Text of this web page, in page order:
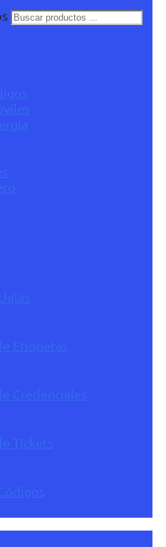
Etiquetas
Credenciales
Tickets